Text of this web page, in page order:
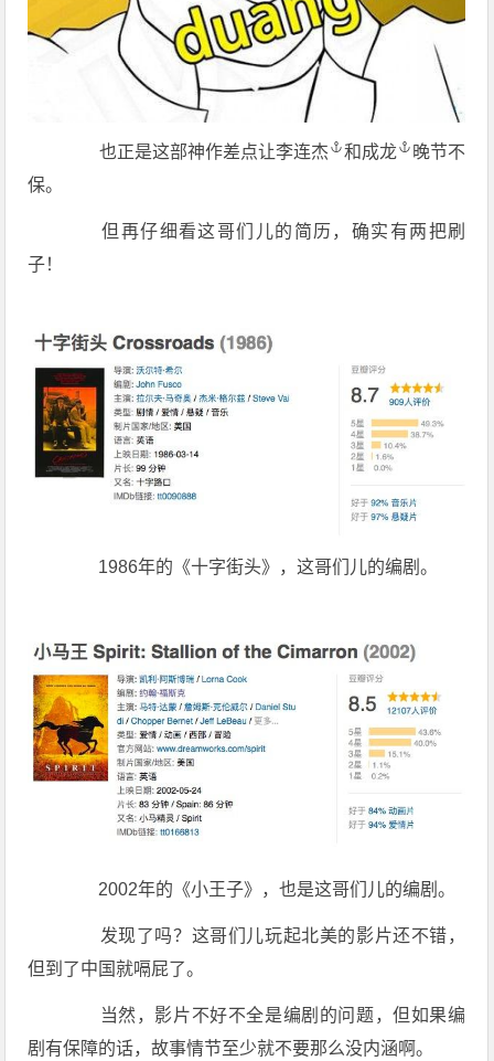
也正是这部神作差点让李连杰 和成龙
晚节不
保。
但再仔细看这哥们儿的简历，确实有两把刷
子！
1986年的《十字街头》，这哥们儿的编剧。
2002年的《小王子》，也是这哥们儿的编剧。
发现了吗？这哥们儿玩起北美的影片还不错，
但到了中国就嗝屁了。
当然，影片不好不全是编剧的问题，但如果编
剧有保障的话，故事情节至少就不要那么没内涵啊。